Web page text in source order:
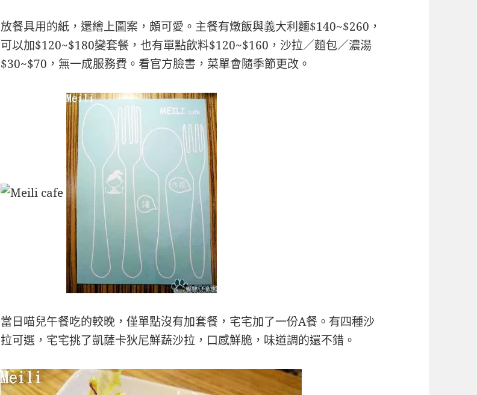
放餐具用的紙，還繪上圖案，頗可愛。主餐有燉飯與義大利麵$140~$260，
可以加$120~$180變套餐，也有單點飲料$120~$160，沙拉／麵包／濃湯
$30~$70，無一成服務費。看官方臉書，菜單會隨季節更改。
當日喵兒午餐吃的較晚，僅單點沒有加套餐，宅宅加了一份A餐。有四種沙
拉可選，宅宅挑了凱薩卡狄尼鮮蔬沙拉，口感鮮脆，味道調的還不錯。